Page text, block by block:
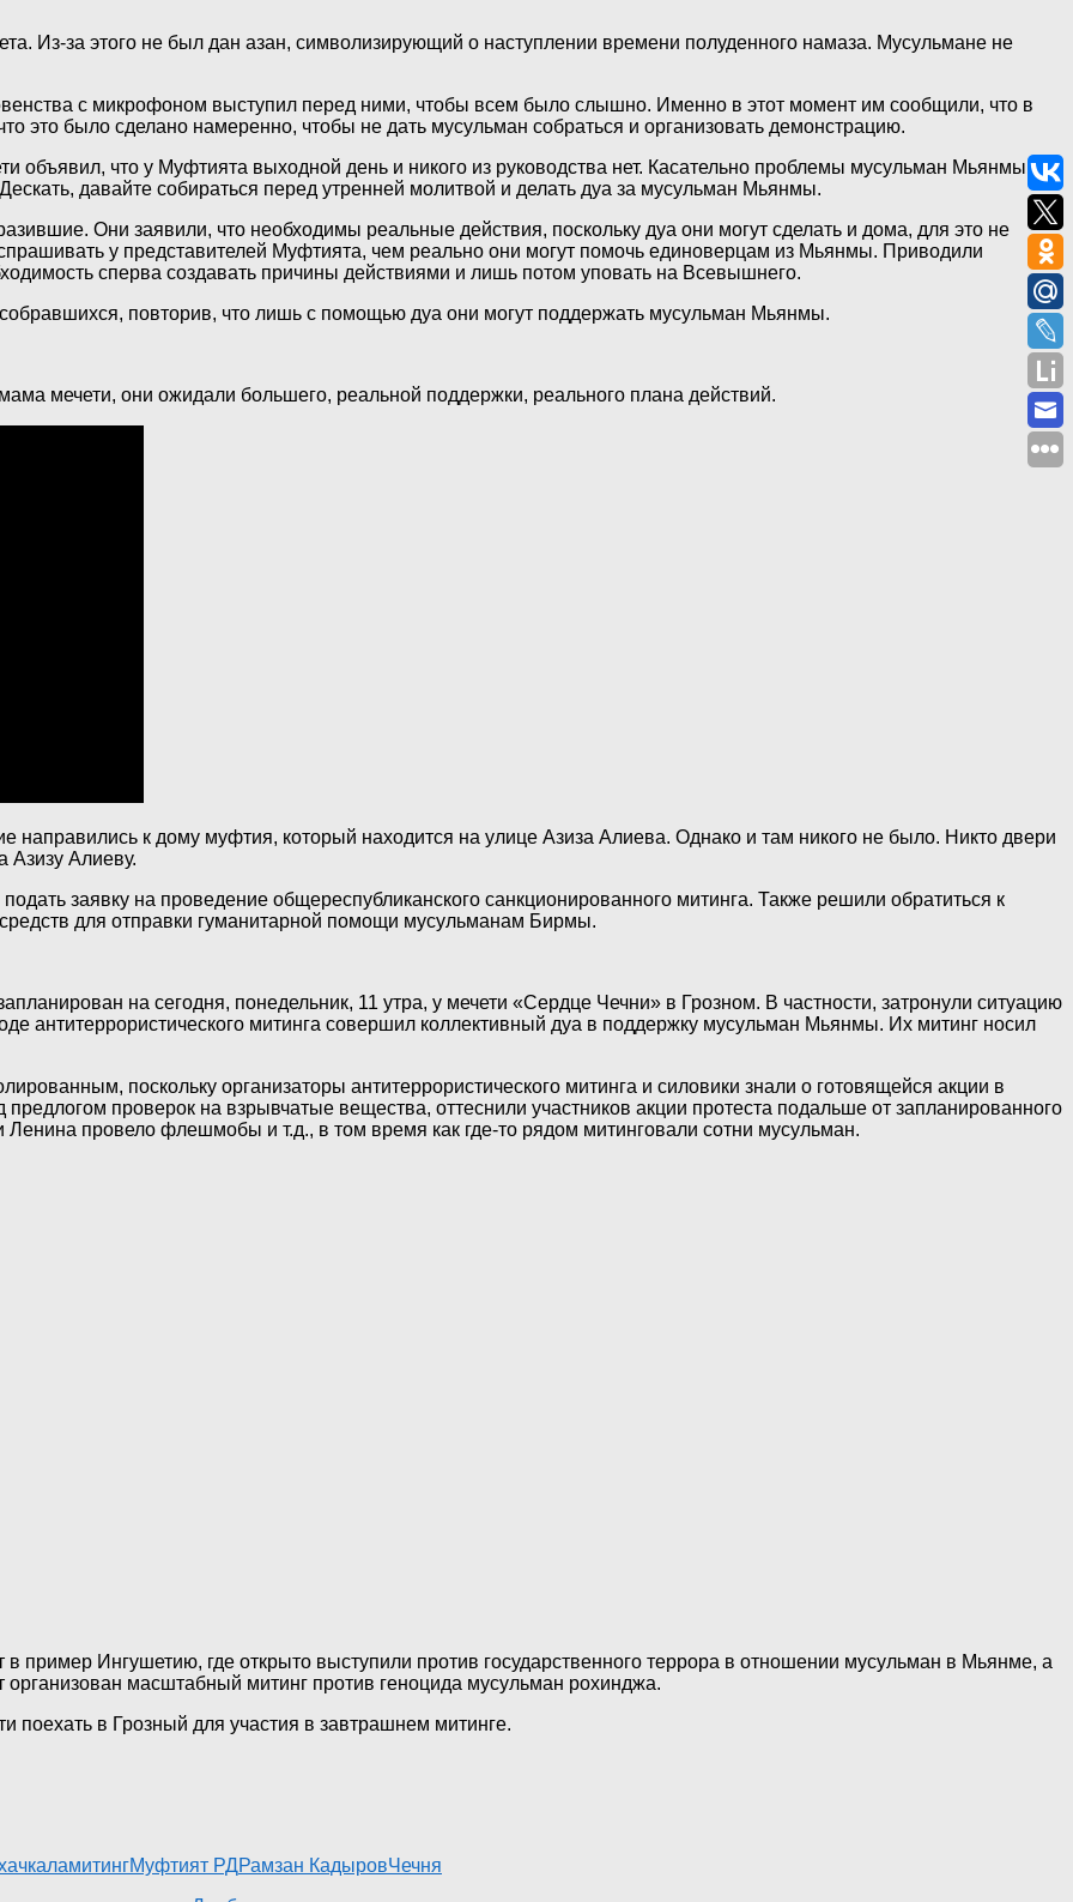
Из-за этого не был дан азан, символизирующий о наступлении времени полуденного намаза. Мусульмане не
с микрофоном выступил перед ними, чтобы всем было слышно. Именно в этот момент им сообщили, что в
это было сделано намеренно, чтобы не дать мусульман собраться и организовать демонстрацию.
что у Муфтията выходной день и никого из руководства нет. Касательно проблемы мусульман Мьянмы он
давайте собираться перед утренней молитвой и делать дуа за мусульман Мьянмы.
Они заявили, что необходимы реальные действия, поскольку дуа они могут сделать и дома, для это не
у представителей Муфтията, чем реально они могут помочь единоверцам из Мьянмы. Приводили
сперва создавать причины действиями и лишь потом уповать на Всевышнего.
повторив, что лишь с помощью дуа они могут поддержать мусульман Мьянмы.
мечети, они ожидали большего, реальной поддержки, реального плана действий.
направились к дому муфтия, который находится на улице Азиза Алиева. Однако и там никого не было. Никто двери
Азизу Алиеву.
заявку на проведение общереспубликанского санкционированного митинга. Также решили обратиться к
для отправки гуманитарной помощи мусульманам Бирмы.
на сегодня, понедельник, 11 утра, у мечети «Сердце Чечни» в Грозном. В частности, затронули ситуацию
антитеррористического митинга совершил коллективный дуа в поддержку мусульман Мьянмы. Их митинг носил
поскольку организаторы антитеррористического митинга и силовики знали о готовящейся акции в
проверок на взрывчатые вещества, оттеснили участников акции протеста подальше от запланированного
Ленина провело флешмобы и т.д., в том время как где-то рядом митинговали сотни мусульман.
пример Ингушетию, где открыто выступили против государственного террора в отношении мусульман в Мьянме, а
организован масштабный митинг против геноцида мусульман рохинджа.
поехать в Грозный для участия в завтрашнем митинге.
митингМуфтият РДРамзан КадыровЧечня